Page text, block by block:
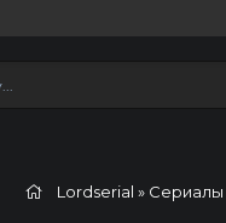
Lordserial » Сериалы